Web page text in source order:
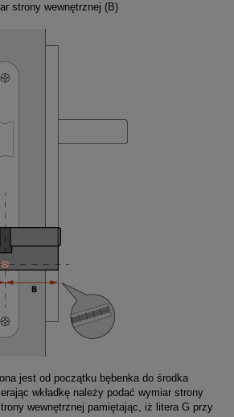
strony wewnętrznej (B)
jest od początku bębenka do środka
wkładkę należy podać wymiar strony
wewnętrznej pamiętając, iż litera G przy